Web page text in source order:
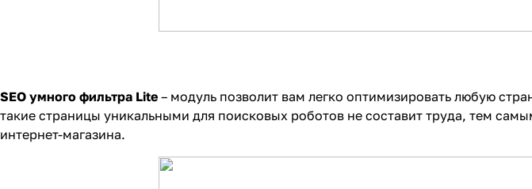
SEO умного фильтра Lite – модуль позволит вам легко оптимизировать любую
такие страницы уникальными для поисковых роботов не составит труда, тем
интернет-магазина.